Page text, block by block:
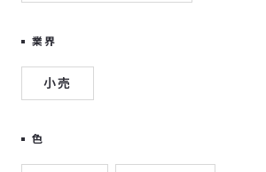
業界
小売
色